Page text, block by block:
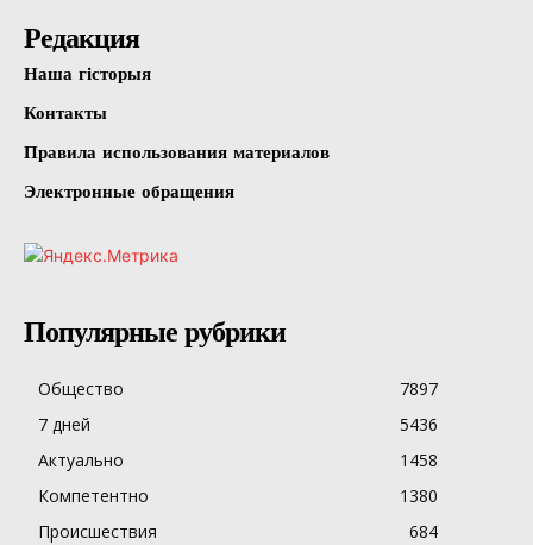
Редакция
Наша гісторыя
Контакты
Правила использования материалов
Электронные обращения
Популярные рубрики
Общество
7897
7 дней
5436
Актуально
1458
Компетентно
1380
Происшествия
684